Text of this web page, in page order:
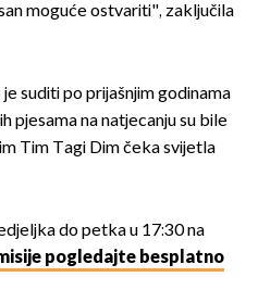
moguće ostvariti", zaključila
suditi po prijašnjim godinama
pjesama na natjecanju su bile
Tim Tagi Dim čeka svijetla
do petka u 17:30 na
pogledajte besplatno